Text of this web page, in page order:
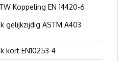
Koppeling EN 14420-6
gelijkzijdig ASTM A403
kort EN10253-4